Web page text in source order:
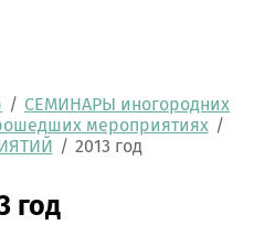
/ СЕМИНАРЫ иногородних
мероприятиях /
/ 2013 год
год